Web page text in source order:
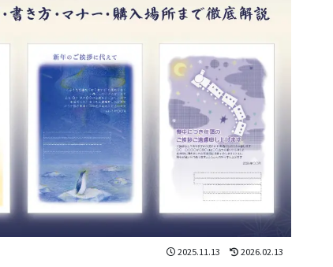
2025.11.13 2026.02.13